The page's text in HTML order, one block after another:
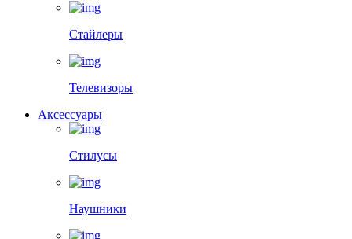
Стайлеры
Телевизоры
Аксессуары
Стилусы
Наушники